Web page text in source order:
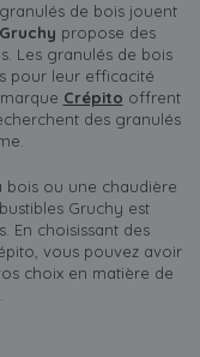
de bois jouent
propose des
Les granulés de bois
pour leur efficacité
Crépito offrent
des granulés
bois ou une chaudière
Gruchy est
En choisissant des
vous pouvez avoir
choix en matière de